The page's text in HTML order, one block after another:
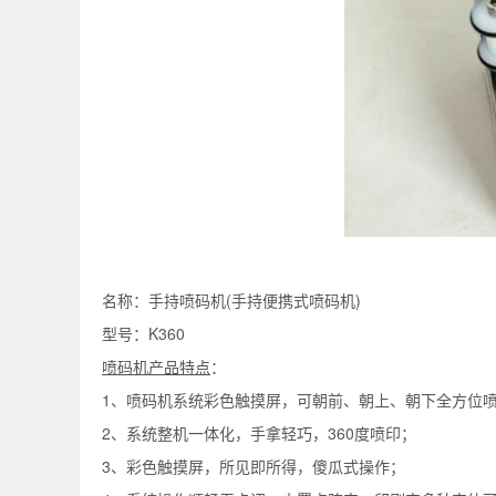
名称：手持喷码机(手持便携式喷码机)
型号：K360
喷码机产品特点：
1、喷码机系统彩色触摸屏，可朝前、朝上、朝下全方位
2、系统整机一体化，手拿轻巧，360度喷印；
3、彩色触摸屏，所见即所得，傻瓜式操作；